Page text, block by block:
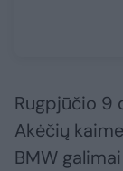
Rugpjūčio 9
Akėčių
BMW